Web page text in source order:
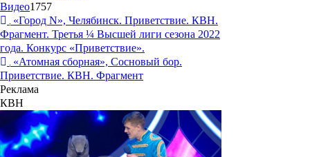
Видео1757
«Город N», Челябинск. Приветствие. КВН.
Фрагмент. Третья ¼ Высшей лиги сезона 2022
года. Конкурс «Приветствие».
«Атомная сборная», Сосновый бор.
Приветствие. КВН. Фрагмент
Реклама
КВН